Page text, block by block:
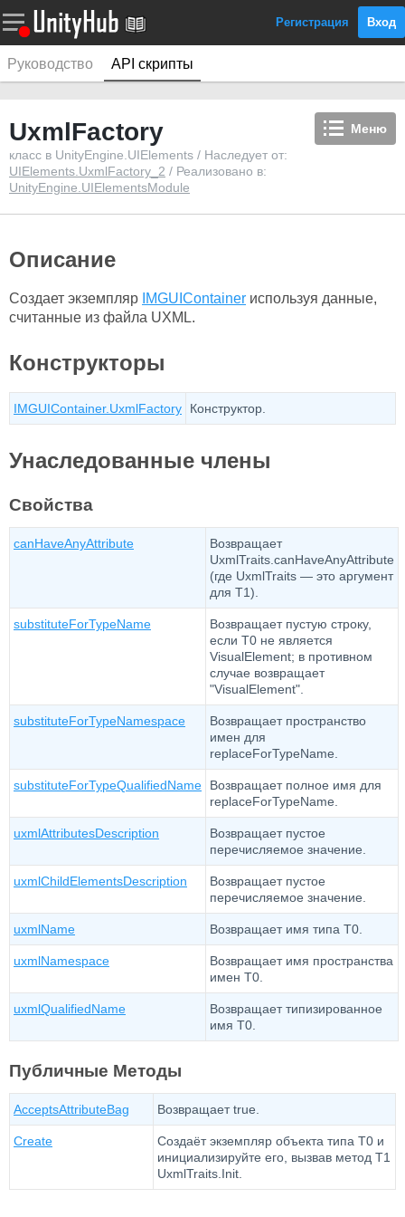
Регистрация Вход
Руководство API скрипты
Меню
UxmlFactory
класс в UnityEngine.UIElements / Наследует от:
UIElements.UxmlFactory_2 / Реализовано в:
UnityEngine.UIElementsModule
Описание
Создает экземпляр IMGUIContainer используя данные,
считанные из файла UXML.
Конструкторы
IMGUIContainer.UxmlFactory Конструктор.
Унаследованные члены
Свойства
canHaveAnyAttribute
Возвращает
UxmlTraits.canHaveAnyAttribute
(где UxmlTraits — это аргумент
для T1).
substituteForTypeName
Возвращает пустую строку,
если T0 не является
VisualElement; в противном
случае возвращает
"VisualElement".
substituteForTypeNamespace
Возвращает пространство
имен для
replaceForTypeName.
substituteForTypeQualifiedName
Возвращает полное имя для
replaceForTypeName.
uxmlAttributesDescription
Возвращает пустое
перечисляемое значение.
uxmlChildElementsDescription
Возвращает пустое
перечисляемое значение.
uxmlName Возвращает имя типа T0.
uxmlNamespace
Возвращает имя пространства
имен T0.
uxmlQualifiedName
Возвращает типизированное
имя T0.
Публичные Методы
AcceptsAttributeBag Возвращает true.
Create
Создаёт экземпляр объекта типа T0 и
инициализируйте его, вызвав метод T1
UxmlTraits.Init.